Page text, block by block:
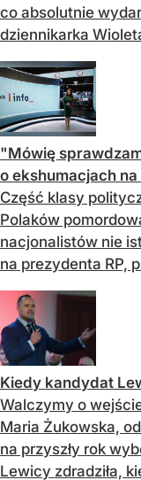
co absolutnie
dziennikarka
"Mówię
o ekshumacjach na
Część klasy
Polaków
nacjonalistów nie
na prezydenta RP,
Kiedy kandydat
Walczymy o
Maria Żukowska,
na przyszły rok
Lewicy zdradziła,